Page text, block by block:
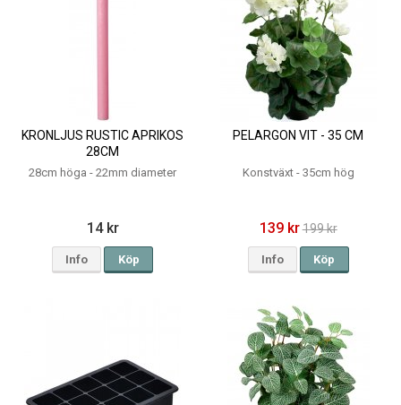
KRONLJUS RUSTIC APRIKOS
28CM
28cm höga - 22mm diameter
14 kr
Info Köp
PELARGON VIT - 35 CM
Konstväxt - 35cm hög
139 kr199 kr
Info Köp